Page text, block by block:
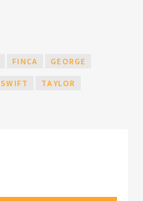
FINCA GEORGE
SWIFT TAYLOR